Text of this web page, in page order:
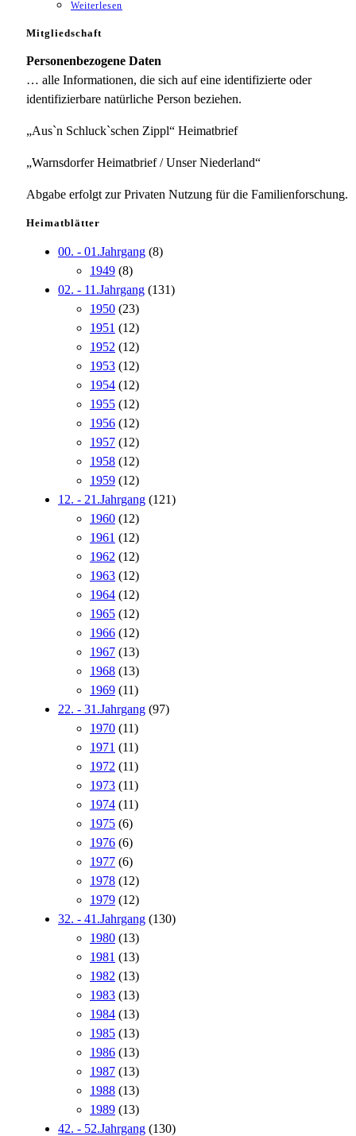
Weiterlesen
Mitgliedschaft
Personenbezogene Daten
… alle Informationen, die sich auf eine identifizierte oder
identifizierbare natürliche Person beziehen.
„Aus`n Schluck`schen Zippl“ Heimatbrief
„Warnsdorfer Heimatbrief / Unser Niederland“
Abgabe erfolgt zur Privaten Nutzung für die Familienforschung.
Heimatblätter
00. - 01.Jahrgang (8)
1949 (8)
02. - 11.Jahrgang (131)
1950 (23)
1951 (12)
1952 (12)
1953 (12)
1954 (12)
1955 (12)
1956 (12)
1957 (12)
1958 (12)
1959 (12)
12. - 21.Jahrgang (121)
1960 (12)
1961 (12)
1962 (12)
1963 (12)
1964 (12)
1965 (12)
1966 (12)
1967 (13)
1968 (13)
1969 (11)
22. - 31.Jahrgang (97)
1970 (11)
1971 (11)
1972 (11)
1973 (11)
1974 (11)
1975 (6)
1976 (6)
1977 (6)
1978 (12)
1979 (12)
32. - 41.Jahrgang (130)
1980 (13)
1981 (13)
1982 (13)
1983 (13)
1984 (13)
1985 (13)
1986 (13)
1987 (13)
1988 (13)
1989 (13)
42. - 52.Jahrgang (130)